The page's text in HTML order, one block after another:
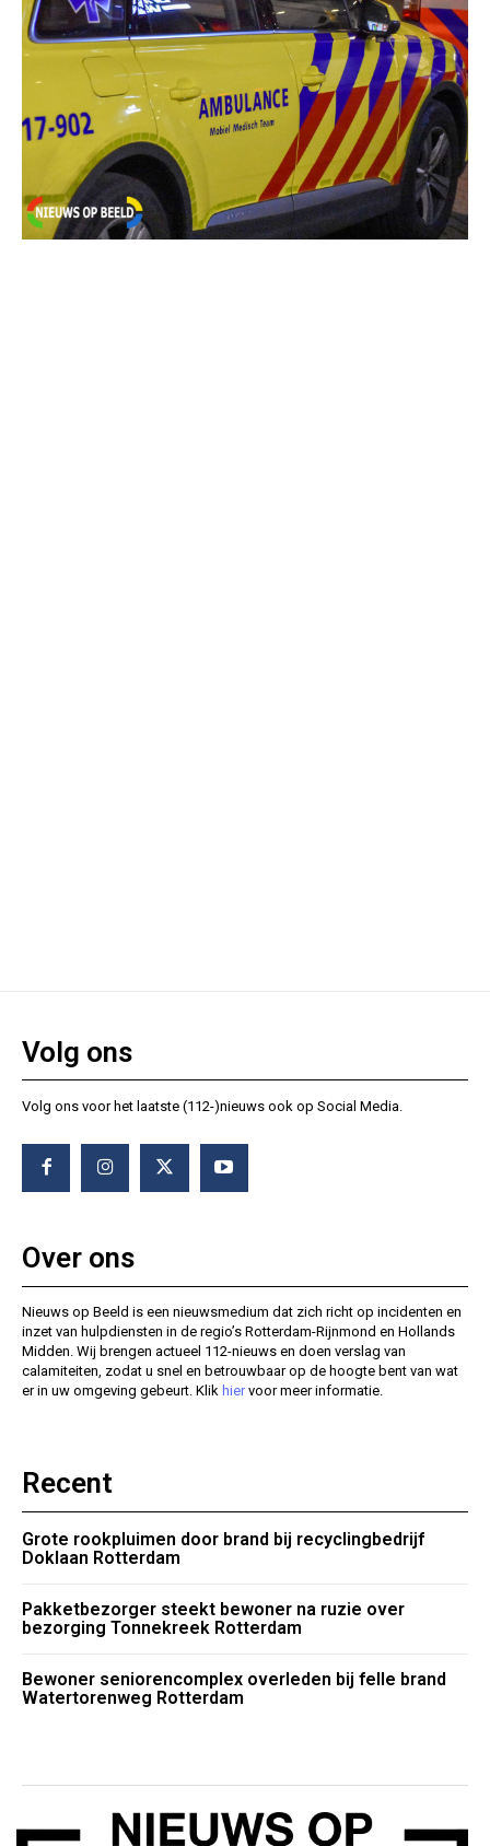
Volg ons
Volg ons voor het laatste (112-)nieuws ook op Social Media.
Over ons
Nieuws op Beeld is een nieuwsmedium dat zich richt op incidenten en
inzet van hulpdiensten in de regio’s Rotterdam-Rijnmond en Hollands
Midden. Wij brengen actueel 112-nieuws en doen verslag van
calamiteiten, zodat u snel en betrouwbaar op de hoogte bent van wat
er in uw omgeving gebeurt. Klik hiervoor meer informatie.
Recent
Grote rookpluimen door brand bij recyclingbedrijf
Doklaan Rotterdam
Pakketbezorger steekt bewoner na ruzie over
bezorging Tonnekreek Rotterdam
Bewoner seniorencomplex overleden bij felle brand
Watertorenweg Rotterdam